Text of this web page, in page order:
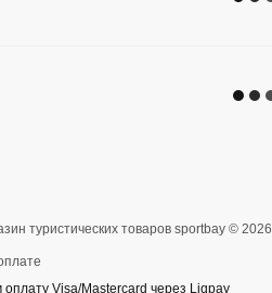
туристических товаров sportbay © 2026